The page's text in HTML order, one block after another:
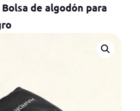
Bolsa de algodón para